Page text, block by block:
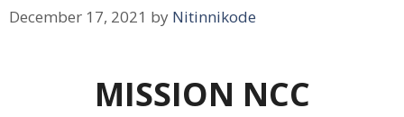
December 17, 2021 by Nitinnikode
MISSION NCC